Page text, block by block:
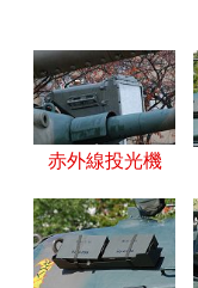
赤外線投光機